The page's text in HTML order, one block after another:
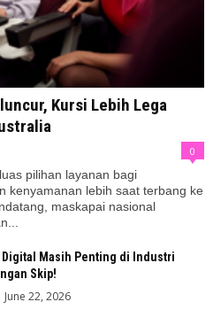
Kursi Lebih Lega
0
pilihan layanan bagi
kenyamanan lebih saat terbang ke
maskapai nasional
Masih Penting di Industri
Skip!
June 22, 2026